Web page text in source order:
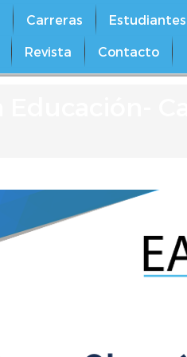
Carreras Estudiantes
Revista Contacto